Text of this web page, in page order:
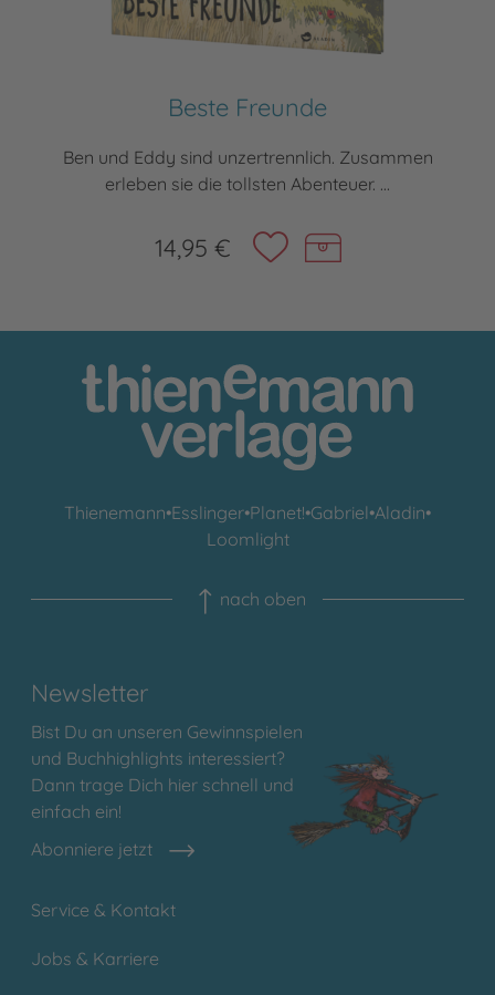
Beste Freunde
Ben und Eddy sind unzertrennlich. Zusammen
erleben sie die tollsten Abenteuer. ...
14,95 €
Thienemann•Esslinger•Planet!•Gabriel•Aladin•
Loomlight
nach oben
Newsletter
Bist Du an unseren Gewinnspielen
und Buchhighlights interessiert?
Dann trage Dich hier schnell und
einfach ein!
Abonniere jetzt
Service & Kontakt
Jobs & Karriere